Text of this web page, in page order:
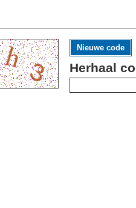
Nieuwe code
Herhaal